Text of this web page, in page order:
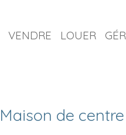
VENDRE LOUER
de